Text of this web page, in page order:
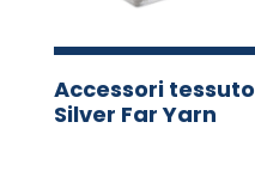
Accessori tessuto
Silver Far Yarn